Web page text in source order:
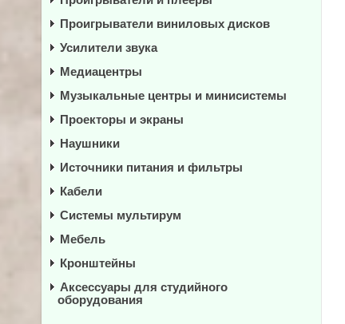
Проигрыватели виниловых дисков
Усилители звука
Медиацентры
Музыкальные центры и минисистемы
Проекторы и экраны
Наушники
Источники питания и фильтры
Кабели
Системы мультирум
Мебель
Кронштейны
Аксессуары для студийного
оборудования